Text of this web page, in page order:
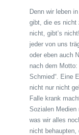
Denn wir leben
gibt, die es nicht
nicht, gibt’s
jeder von uns
oder eben auch
nach dem
Schmied“. Eine
nicht nur nicht
Falle krank
Sozialen Medien
was wir alles
nicht